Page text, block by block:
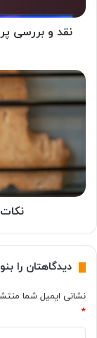
2023
نقد و بررسی
نکات
عکس
برداری
آیفون
۱۴
دیدگاهتان را
نشانی ایمیل شما
*